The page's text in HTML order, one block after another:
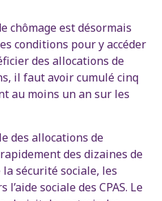
chômage est désormais
conditions pour y accéder
des allocations de
il faut avoir cumulé cinq
au moins un an sur les
des allocations de
des dizaines de
sécurité sociale, les
sociale des CPAS. Le